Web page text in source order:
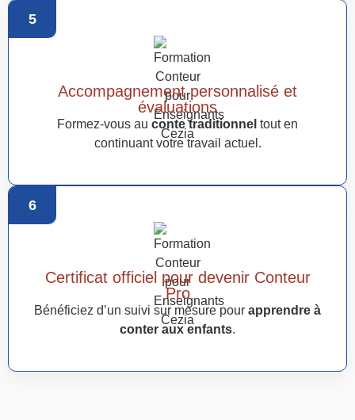
5
Accompagnement personnalisé et
évaluations
Formez-vous au conte traditionnel tout en
continuant votre travail actuel.
6
Certificat officiel pour devenir Conteur
Pro
Bénéficiez d’un suivi sur mesure pour apprendre à
conter aux enfants.